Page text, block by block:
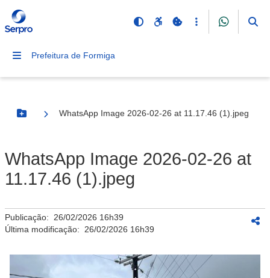
Prefeitura de Formiga
Botão Menu
WhatsApp Image 2026-02-26 at 11.17.46 (1).jpeg
WhatsApp Image 2026-02-26 at
11.17.46 (1).jpeg
Publicação: 26/02/2026 16h39
Última modificação: 26/02/2026 16h39